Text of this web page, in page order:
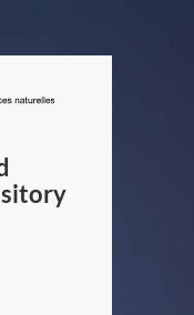
/
Canada